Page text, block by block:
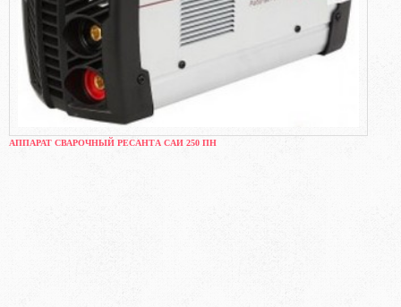
АППАРАТ СВАРОЧНЫЙ РЕСАНТА САИ 250 ПН